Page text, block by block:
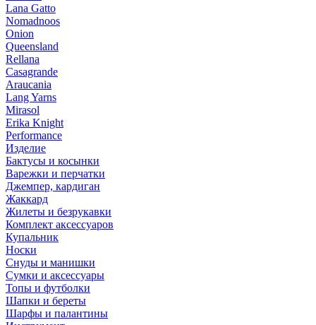
Lana Gatto
Nomadnoos
Onion
Queensland
Rellana
Casagrande
Araucania
Lang Yarns
Mirasol
Erika Knight
Performance
Изделие
Бактусы и косынки
Варежки и перчатки
Джемпер, кардиган
Жаккард
Жилеты и безрукавки
Комплект аксессуаров
Купальник
Носки
Снуды и манишки
Сумки и аксессуары
Топы и футболки
Шапки и береты
Шарфы и палантины